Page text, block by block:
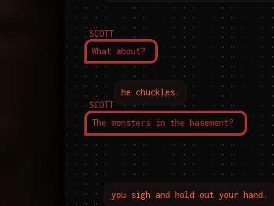
SCOTT
What about?
he chuckles.
SCOTT
The monsters in the basement?
you sigh and hold out your hand.